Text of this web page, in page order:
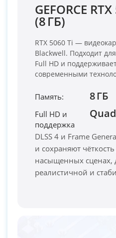
GEFORCE
(8 ГБ)
RTX 5060 Ti —
Blackwell. Подходит
Full HD и
современными
Память: 8 ГБ
Full HD и
поддержка
DLSS 4 и Frame
и сохраняют
насыщенных сценах,
реалистичной и